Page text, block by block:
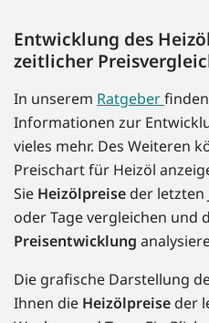
Entwicklung des
zeitlicher
In unserem Ratgeber
Informationen zur
vieles mehr. Des Weiteren
Preischart für Heizöl
Sie Heizölpreise der letzten
oder Tage vergleichen und
Preisentwicklung
Die grafische Darstellung
Ihnen die Heizölpreise der